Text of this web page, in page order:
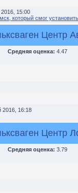
2016, 15:00
который смог установить
Центр
Средняя оценка: 4.47
2016, 16:18
Центр
Средняя оценка: 3.79